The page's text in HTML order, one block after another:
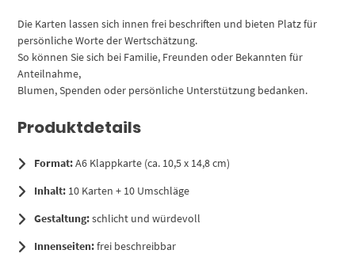
Die Karten lassen sich innen frei beschriften und bieten Platz für
persönliche Worte der Wertschätzung.
So können Sie sich bei Familie, Freunden oder Bekannten für
Anteilnahme,
Blumen, Spenden oder persönliche Unterstützung bedanken.
Produktdetails
Format:A6 Klappkarte (ca. 10,5 x 14,8 cm)
Inhalt: 10 Karten + 10 Umschläge
Gestaltung:schlicht und würdevoll
Innenseiten:frei beschreibbar